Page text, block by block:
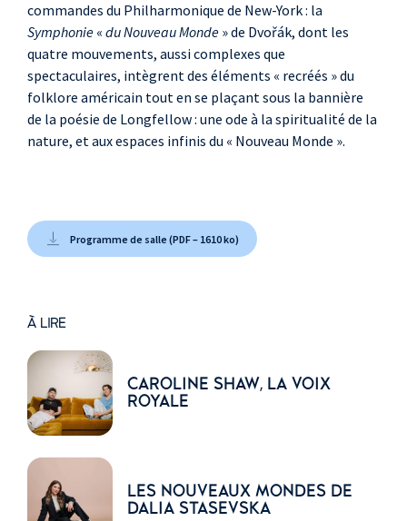
commandes du Philharmonique de New-York: la
Symphonie « du Nouveau Monde » de Dvořák, dont les
quatre mouvements, aussi complexes que
spectaculaires, intègrent des éléments « recréés » du
folklore américain tout en se plaçant sous la bannière
de la poésie de Longfellow: une ode à la spiritualité de la
nature, et aux espaces infinis du « Nouveau Monde ».
Programme de salle (PDF – 1610 ko)
À LIRE
CAROLINE SHAW, LA VOIX
ROYALE
LES NOUVEAUX MONDES DE
DALIA STASEVSKA